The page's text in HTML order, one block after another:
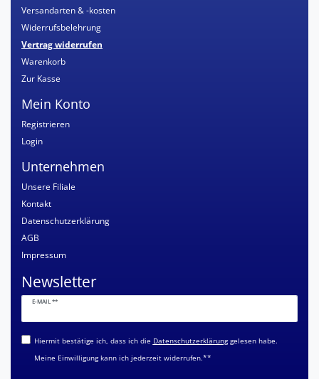
Versandarten & -kosten
Widerrufsbelehrung
Vertrag widerrufen
Warenkorb
Zur Kasse
Mein Konto
Registrieren
Login
Unternehmen
Unsere Filiale
Kontakt
Datenschutzerklärung
AGB
Impressum
Newsletter
E-MAIL **
Newsletter
Honig
Hiermit bestätige ich, dass ich die Daten­schutz­erklärunggelesen habe.
Meine Einwilligung kann ich jederzeit widerrufen.**